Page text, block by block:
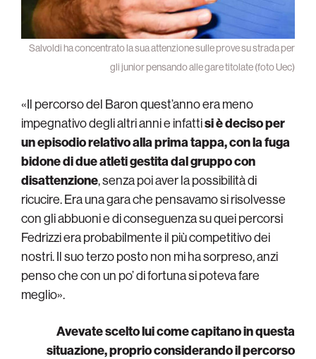
Salvoldi ha concentrato la sua attenzione sulle prove su strada per
gli junior pensando alle gare titolate (foto Uec)
«Il percorso del Baron quest’anno era meno
impegnativo degli altri anni e infattisi è deciso per
un episodio relativo alla prima tappa, con la fuga
bidone di due atleti gestita dal gruppo con
disattenzione, senza poi aver la possibilità di
ricucire. Era una gara che pensavamo si risolvesse
con gli abbuoni e di conseguenza su quei percorsi
Fedrizzi era probabilmente il più competitivo dei
nostri. Il suo terzo posto non mi ha sorpreso, anzi
penso che con un po’ di fortuna si poteva fare
meglio».
Avevate scelto lui come capitano in questa
situazione, proprio considerando il percorso